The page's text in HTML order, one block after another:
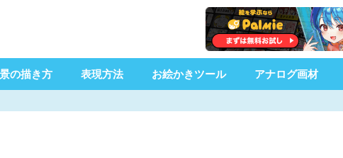
の描き方 表現方法 お絵かきツール アナログ画材